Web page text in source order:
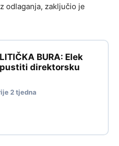
odlaganja, zaključio je
BURA: Elek
direktorsku
2 tjedna